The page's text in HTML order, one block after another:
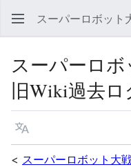
スーパーロボット
スーパーロ
旧Wiki過去ロ
言語
< スーパーロボット大